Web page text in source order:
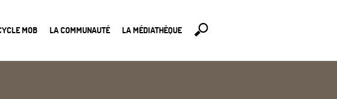
MOB LA COMMUNAUTÉ LA MÉDIATHÈQUE